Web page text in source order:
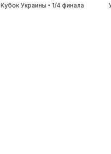
Кубок Украины • 1/4 финала